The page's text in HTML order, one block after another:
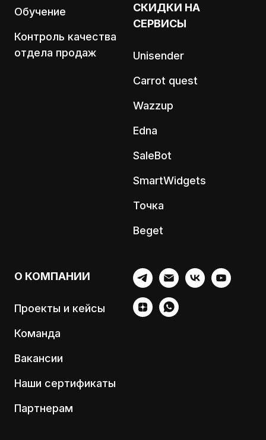
Обучение
Контроль качества
отдела продаж
СКИДКИ НА
СЕРВИСЫ
Unisender
Carrot quest
Wazzup
Edna
SaleBot
SmartWidgets
Точка
Beget
О КОМПАНИИ
Проекты и кейсы
Команда
Вакансии
Наши сертификаты
Партнерам